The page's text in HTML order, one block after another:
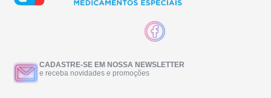
CADASTRE-SE EM NOSSA NEWSLETTER
e receba novidades e promoções